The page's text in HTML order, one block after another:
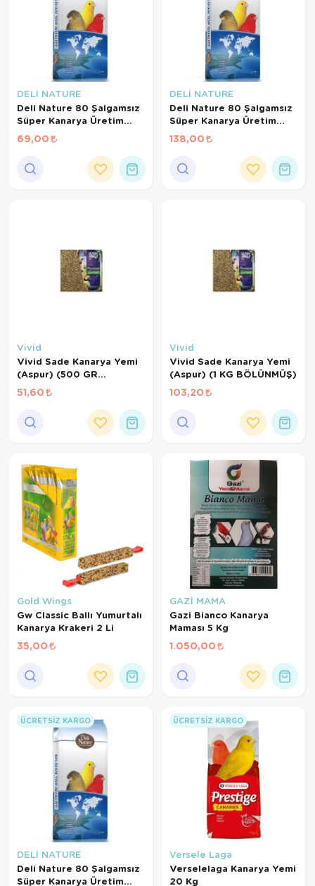
DELİ NATURE
Deli Nature 80 Şalgamsız
Süper Kanarya Üretim
Yemi (500 GR
BÖLÜNMÜŞ)
69,00
DELİ NATURE
Deli Nature 80 Şalgamsız
Süper Kanarya Üretim
Yemi (1 KG BÖLÜNMÜŞ)
138,00
Vivid
Vivid Sade Kanarya Yemi
(Aspur) (500 GR
BÖLÜNMÜŞ)
51,60
Vivid
Vivid Sade Kanarya Yemi
(Aspur) (1 KG BÖLÜNMÜŞ)
103,20
Gold Wings
Gw Classic Ballı Yumurtalı
Kanarya Krakeri 2 Li
35,00
GAZİ MAMA
Gazi Bianco Kanarya
Maması 5 Kg
1.050,00
ÜCRETSIZ KARGO
DELİ NATURE
Deli Nature 80 Şalgamsız
Süper Kanarya Üretim
ÜCRETSIZ KARGO
Versele Laga
Verselelaga Kanarya Yemi
20 Kg